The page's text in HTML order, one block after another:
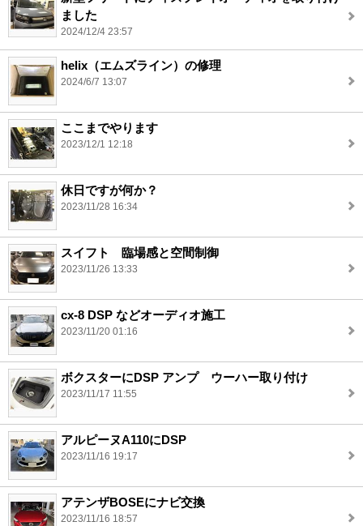
ました
2024/12/4 23:57
helix（エムズライン）の修理
2024/6/7 13:07
ここまでやります
2023/12/1 12:18
休日ですが何か？
2023/11/28 16:34
スイフト 臨場感と空間制御
2023/11/26 13:33
cx-8 DSP などオーディオ施工
2023/11/20 01:16
ボクスターにDSP アンプ ウーハー取り付け
2023/11/17 11:55
アルピーヌA110にDSP
2023/11/16 19:17
アテンザBOSEにナビ交換
2023/11/16 18:57